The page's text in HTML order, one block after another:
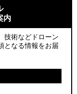
飛ぶLEDスクリー
施
パイダーマン』や
施
グラム」にテラドロ
の花火」打ち上げ、
「BlueArch株式会
内
技術などドローン
となる情報をお届